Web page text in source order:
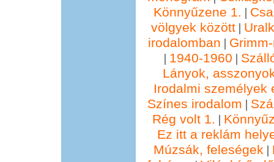
Könnyűzene 1. |
völgyek között |
irodalomban |
| 1940-1960 |
Lányok,
Irodalmi személyek
Színes irodalom |
Rég volt 1. |
Ez itt a reklám
Múzsák, feleségek |